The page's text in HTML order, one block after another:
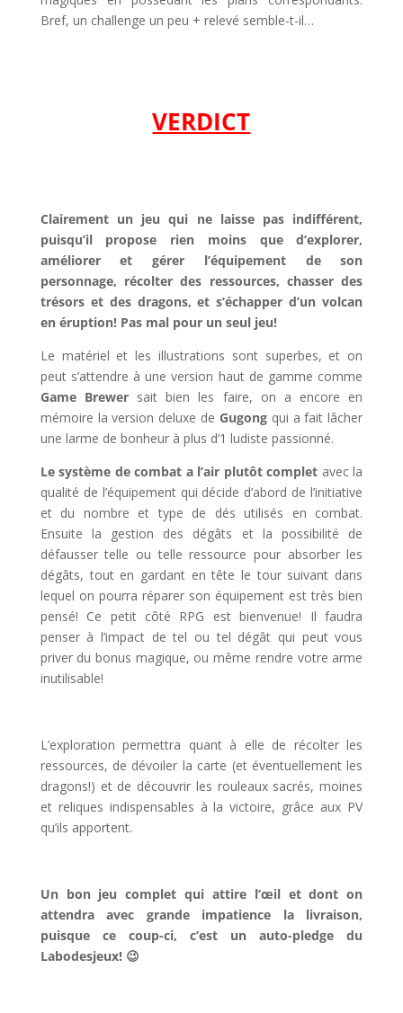
Bref, un challenge un peu + relevé semble-t-il…
VERDICT
Clairement un jeu qui ne laisse pas indifférent,
puisqu’il propose rien moins que d’explorer,
améliorer et gérer l’équipement de son
personnage, récolter des ressources, chasser des
trésors et des dragons, et s’échapper d’un volcan
en éruption! Pas mal pour un seul jeu!
Le matériel et les illustrations sont superbes, et on
peut s’attendre à une version haut de gamme comme
Game Brewersait bien les faire, on a encore en
mémoire la version deluxe de Gugongqui a fait lâcher
une larme de bonheur à plus d’1 ludiste passionné.
Le système de combat a l’air plutôt complet avec la
qualité de l’équipement qui décide d’abord de l’initiative
et du nombre et type de dés utilisés en combat.
Ensuite la gestion des dégâts et la possibilité de
défausser telle ou telle ressource pour absorber les
dégâts, tout en gardant en tête le tour suivant dans
lequel on pourra réparer son équipement est très bien
pensé! Ce petit côté RPG est bienvenue! Il faudra
penser à l’impact de tel ou tel dégât qui peut vous
priver du bonus magique, ou même rendre votre arme
inutilisable!
L’exploration permettra quant à elle de récolter les
ressources, de dévoiler la carte (et éventuellement les
dragons!) et de découvrir les rouleaux sacrés, moines
et reliques indispensables à la victoire, grâce aux PV
qu’ils apportent.
Un bon jeu complet qui attire l’œil et dont on
attendra avec grande impatience la livraison,
puisque ce coup-ci, c’est un auto-pledge du
Labodesjeux! 😉